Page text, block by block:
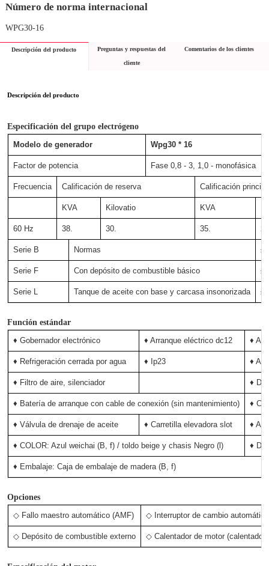
Número de norma internacional
WPG30-16
Descripción del producto Preguntas y respuestas del
cliente
Comentarios de los clientes
Descripción del producto
Especificación del grupo electrógeno
Modelo de generador Wpg30 * 16
Factor de potencia Fase 0,8 - 3, 1,0 - monofásica
Frecuencia Calificación de reserva Calificación
KVA Kilovatio KVA
60 Hz 38. 30. 35. 28
Serie B Normas ≤
Serie F Con depósito de combustible básico ≤
Serie L Tanque de aceite con base y carcasa insonorizada ≤
Función estándar
♦ Gobernador electrónico ♦ Arranque eléctrico dc12 ♦
♦ Refrigeración cerrada por agua ♦ Ip23 ♦
♦ Filtro de aire, silenciador ♦
♦ Batería de arranque con cable de conexión (sin mantenimiento) ♦
♦ Válvula de drenaje de aceite ♦ Carretilla elevadora slot ♦
♦ COLOR: Azul weichai (B, f) / toldo beige y chasis Negro (l) ♦
♦ Embalaje: Caja de embalaje de madera (B, f)
Opciones
◇ Fallo maestro automático (AMF) ◇ Interruptor de cambio
◇ Depósito de combustible externo ◇ Calentador de motor (calentador